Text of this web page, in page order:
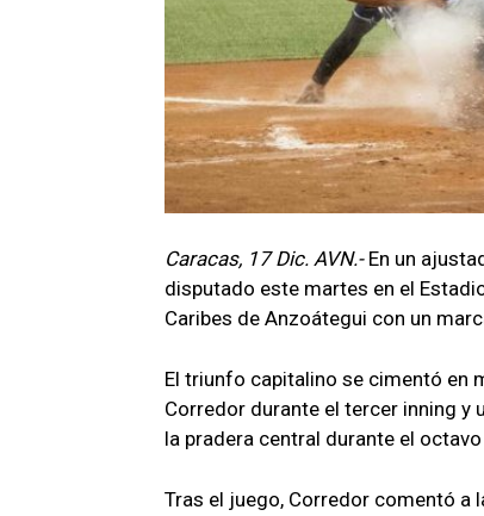
Caracas, 17 Dic. AVN.- En un
disputado este martes en el
Caribes de Anzoátegui con un
El triunfo capitalino se cimentó en
Corredor durante el tercer inning y
la pradera central durante el
Tras el juego, Corredor comentó a